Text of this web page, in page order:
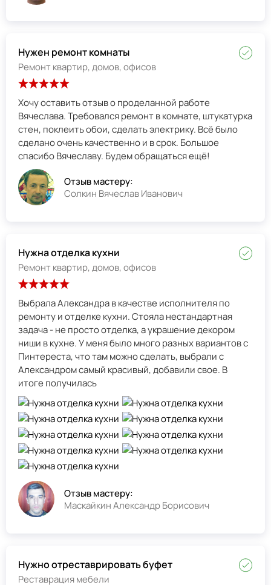
Нужен ремонт комнаты
Ремонт квартир, домов, офисов
Хочу оставить отзыв о проделанной работе
Вячеслава. Требовался ремонт в комнате, штукатурка
стен, поклеить обои, сделать электрику. Всё было
сделано очень качественно и в срок. Большое
спасибо Вячеславу. Будем обращаться ещё!
Отзыв мастеру:
Солкин Вячеслав Иванович
Нужна отделка кухни
Ремонт квартир, домов, офисов
Выбрала Александра в качестве исполнителя по
ремонту и отделке кухни. Стояла нестандартная
задача - не просто отделка, а украшение декором
ниши в кухне. У меня было много разных вариантов с
Пинтереста, что там можно сделать, выбрали с
Александром самый красивый, добавили свое. В
итоге получилась
Отзыв мастеру:
Маскайкин Александр Борисович
Нужно отреставрировать буфет
Реставрация мебели